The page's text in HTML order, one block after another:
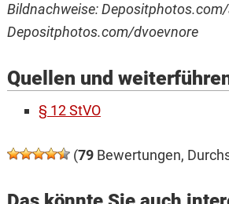
Bildnachweise:
Depositphotos.com/dvoevnore
Quellen und
§ 12 StVO
(79Bewertungen,